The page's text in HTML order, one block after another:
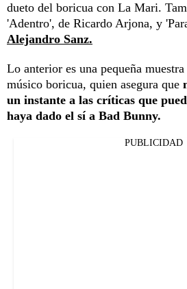
dueto del boricua con La Mari.
'Adentro', de Ricardo Arjona, y
Alejandro Sanz.
Lo anterior es una pequeña
músico boricua, quien asegura que
un instante a las críticas que
haya dado el sí a Bad Bunny.
PUBLICIDAD